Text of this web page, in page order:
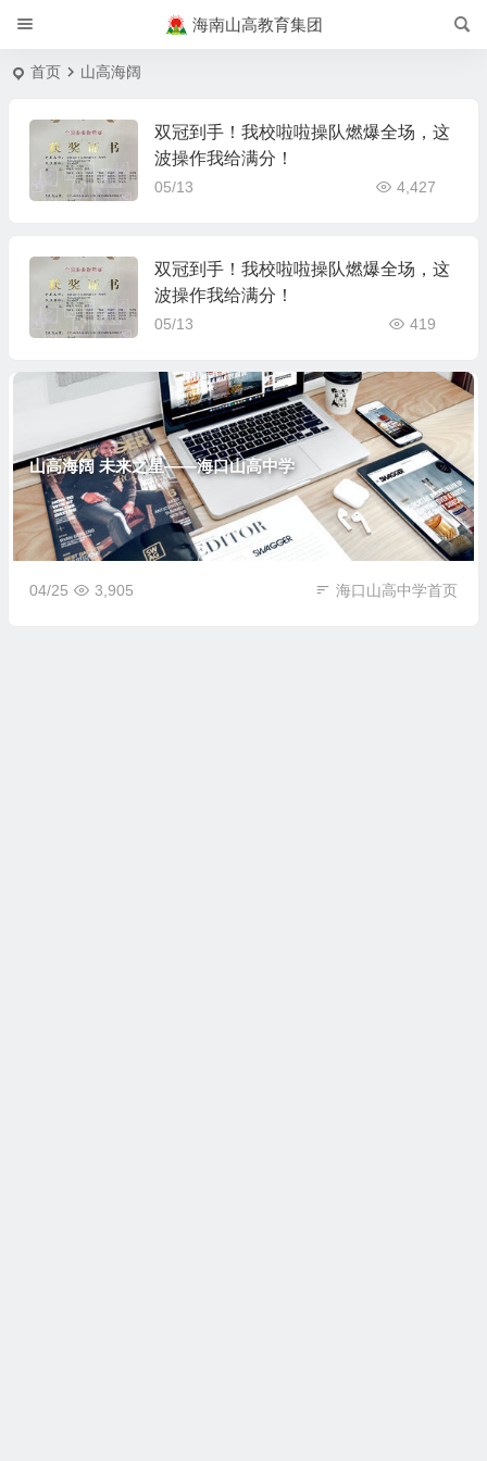
海南山高教育集团
首页 山高海阔
双冠到手！我校啦啦操队燃爆全场，这
波操作我给满分！
05/13 4,427
双冠到手！我校啦啦操队燃爆全场，这
波操作我给满分！
05/13 419
山高海阔 未来之星——海口山高中学
04/25 3,905 海口山高中学首页